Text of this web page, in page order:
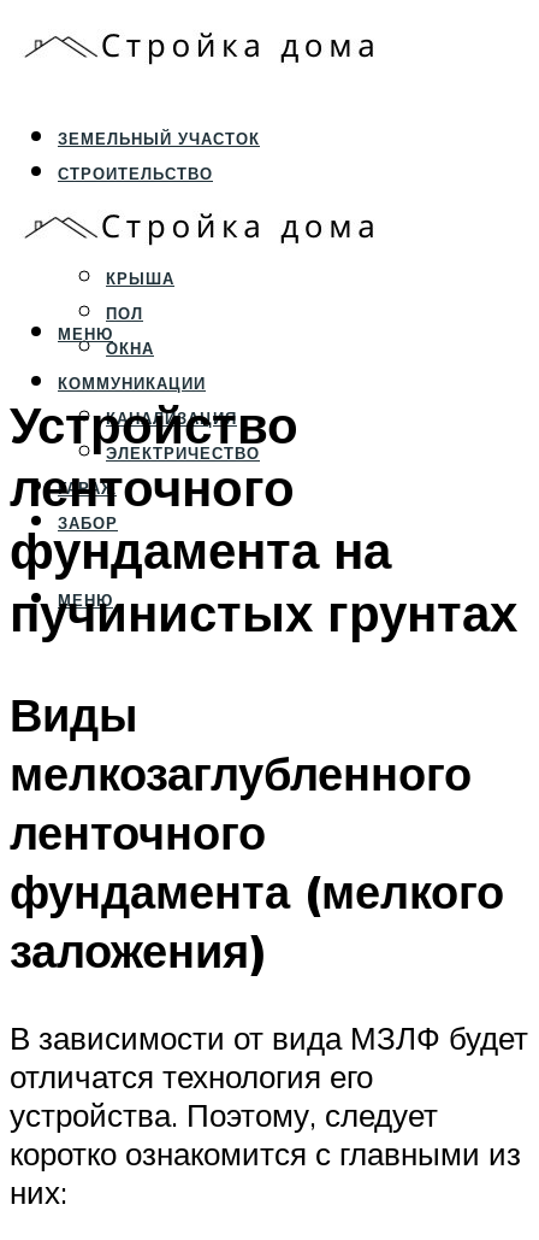
ЗЕМЕЛЬНЫЙ УЧАСТОК
СТРОИТЕЛЬСТВО
ФУНДАМЕНТ И ЦОКОЛЬ
ПЕРЕКРЫТИЯ И СТЕНЫ
КРЫША
ПОЛ
ОКНА
КОММУНИКАЦИИ
КАНАЛИЗАЦИЯ
ЭЛЕКТРИЧЕСТВО
ГАРАЖ
ЗАБОР
МЕНЮ
МЕНЮ
Устройство
ленточного
фундамента на
пучинистых грунтах
Виды
мелкозаглубленного
ленточного
фундамента (мелкого
заложения)
В зависимости от вида МЗЛФ будет
отличатся технология его
устройства. Поэтому, следует
коротко ознакомится с главными из
них: